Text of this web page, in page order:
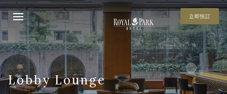
立即預訂
Lobby Lounge